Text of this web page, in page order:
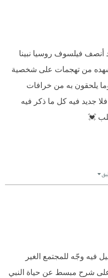
أنصف فيلسوف روسيا نبينا
من تهجمات على شخصية
يلحقون به من خرافات
جديد فيه كل ما ذكر فيه
💓
فيه وجّه للمجتمع الغير
على شرح مبسط عن حياة النبي